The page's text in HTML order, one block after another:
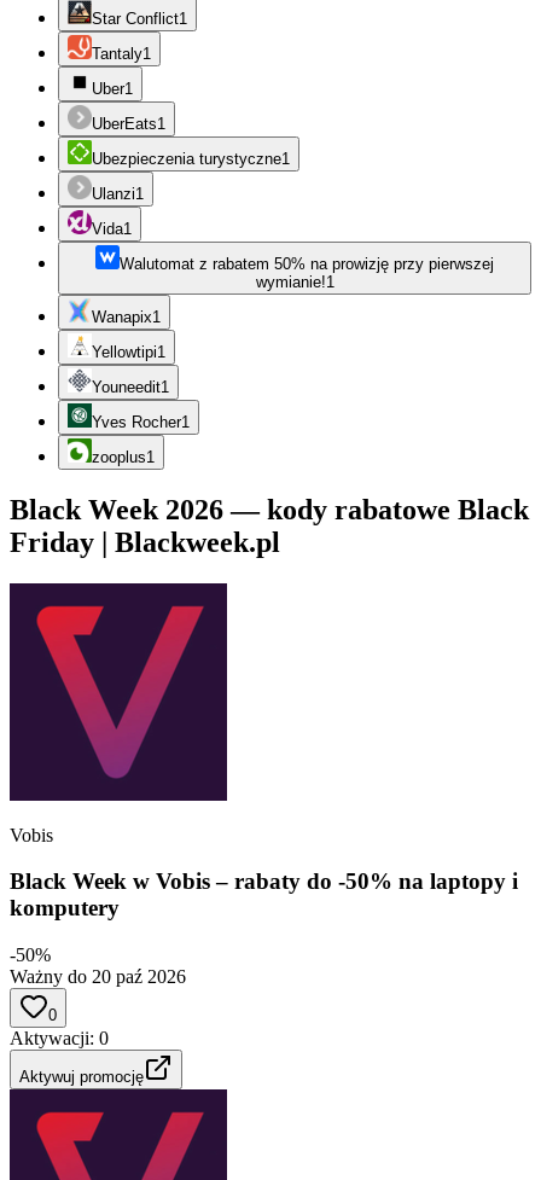
Star Conflict1
Tantaly1
Uber1
UberEats1
Ubezpieczenia turystyczne1
Ulanzi1
Vida1
Walutomat z rabatem 50% na prowizję przy pierwszej
wymianie!1
Wanapix1
Yellowtipi1
Youneedit1
Yves Rocher1
zooplus1
Black Week 2026 — kody rabatowe Black
Friday | Blackweek.pl
Vobis
Black Week w Vobis – rabaty do -50% na laptopy i
komputery
-50%
Ważny do 20 paź 2026
0
Aktywacji: 0
Aktywuj promocję